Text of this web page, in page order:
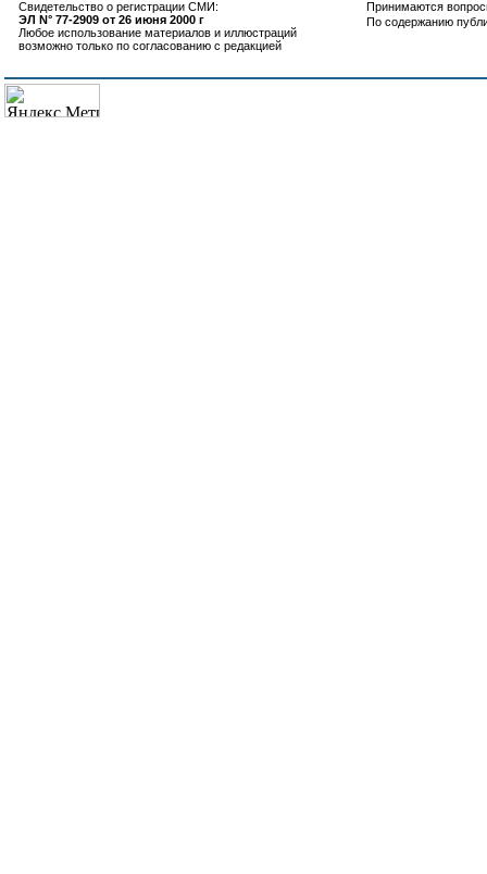
Свидетельство о регистрации СМИ:
ЭЛ N° 77-2909 от 26 июня 2000 г
Любое использование материалов и иллюстраций
возможно только по согласованию с редакцией
Принимаются
По содержанию